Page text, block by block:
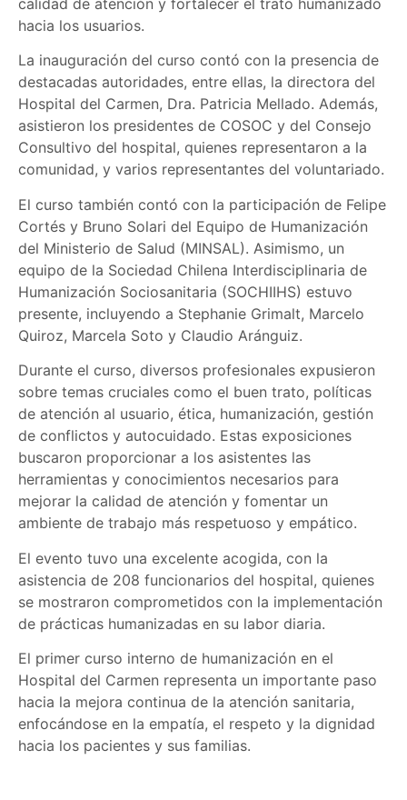
hacia los usuarios.
La inauguración del curso contó con la presencia de
destacadas autoridades, entre ellas, la directora del
Hospital del Carmen, Dra. Patricia Mellado. Además,
asistieron los presidentes de COSOC y del Consejo
Consultivo del hospital, quienes representaron a la
comunidad, y varios representantes del voluntariado.
El curso también contó con la participación de Felipe
Cortés y Bruno Solari del Equipo de Humanización
del Ministerio de Salud (MINSAL). Asimismo, un
equipo de la Sociedad Chilena Interdisciplinaria de
Humanización Sociosanitaria (SOCHIIHS) estuvo
presente, incluyendo a Stephanie Grimalt, Marcelo
Quiroz, Marcela Soto y Claudio Aránguiz.
Durante el curso, diversos profesionales expusieron
sobre temas cruciales como el buen trato, políticas
de atención al usuario, ética, humanización, gestión
de conflictos y autocuidado. Estas exposiciones
buscaron proporcionar a los asistentes las
herramientas y conocimientos necesarios para
mejorar la calidad de atención y fomentar un
ambiente de trabajo más respetuoso y empático.
El evento tuvo una excelente acogida, con la
asistencia de 208 funcionarios del hospital, quienes
se mostraron comprometidos con la implementación
de prácticas humanizadas en su labor diaria.
El primer curso interno de humanización en el
Hospital del Carmen representa un importante paso
hacia la mejora continua de la atención sanitaria,
enfocándose en la empatía, el respeto y la dignidad
hacia los pacientes y sus familias.